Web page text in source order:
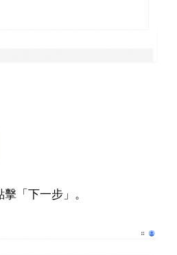
「下一步」。